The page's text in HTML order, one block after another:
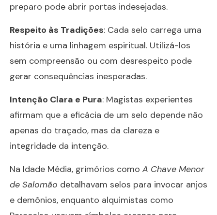
preparo pode abrir portas indesejadas.
Respeito às Tradições: Cada selo carrega uma
história e uma linhagem espiritual. Utilizá-los
sem compreensão ou com desrespeito pode
gerar consequências inesperadas.
Intenção Clara e Pura: Magistas experientes
afirmam que a eficácia de um selo depende não
apenas do traçado, mas da clareza e
integridade da intenção.
Na Idade Média, grimórios como A Chave Menor
de Salomão detalhavam selos para invocar anjos
e demônios, enquanto alquimistas como